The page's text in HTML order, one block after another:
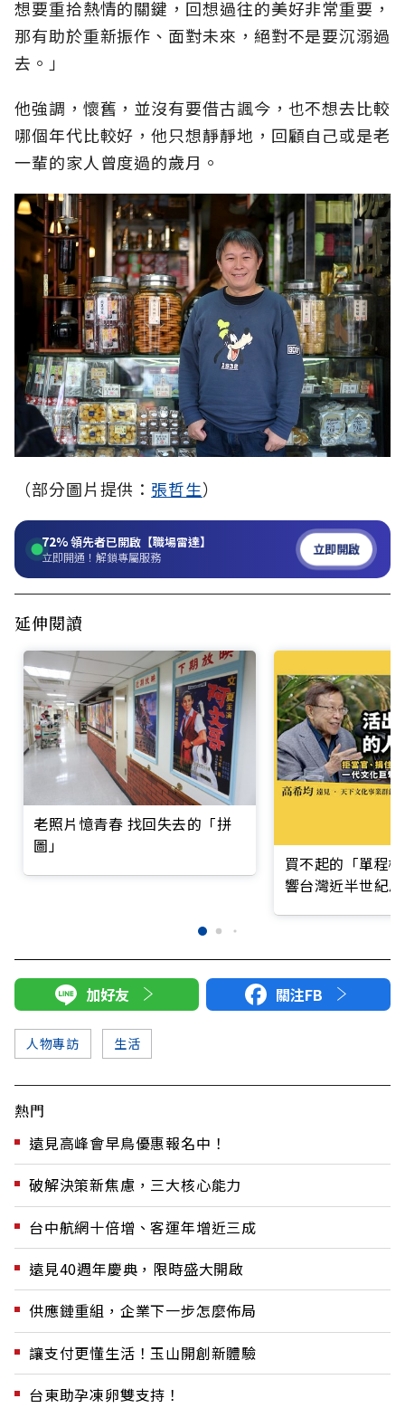
想要重拾熱情的關鍵，回想過往的美好非常重要，
那有助於重新振作、面對未來，絕對不是要沉溺過
去。」
他強調，懷舊，並沒有要借古諷今，也不想去比較
哪個年代比較好，他只想靜靜地，回顧自己或是老
一輩的家人曾度過的歲月。
（部分圖片提供： 張哲生）
72%領先者已開啟【職場雷達】
立即開通！解鎖專屬服務 立即開啟
延伸閱讀
老照片憶青春 找回失去的「拼
圖」
買不起的「單程
響台灣近半世紀
加好友 關注FB
人物專訪 生活
熱門
遠見高峰會早鳥優惠報名中！
破解決策新焦慮，三大核心能力
台中航網十倍增、客運年增近三成
遠見40週年慶典，限時盛大開啟
供應鏈重組，企業下一步怎麼佈局
讓支付更懂生活！玉山開創新體驗
台東助孕凍卵雙支持！